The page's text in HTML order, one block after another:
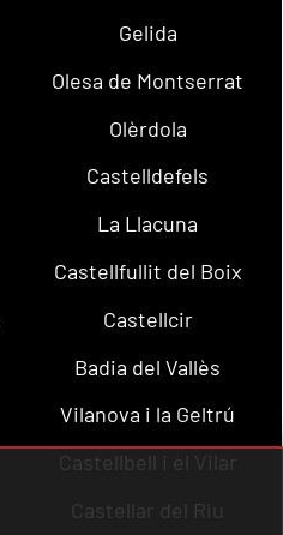
Gelida
Olesa de Montserrat
Olèrdola
Castelldefels
La Llacuna
Castellfullit del Boix
Castellcir
Badia del Vallès
Vilanova i la Geltrú
Castellbell i el Vilar
Castellar del Riu